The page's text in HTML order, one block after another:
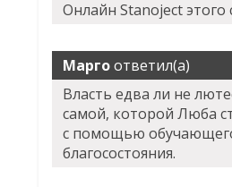
Онлайн Stanoject этого
Маргоответил(а)
Власть едва ли не
самой, которой Люба
с помощью
благосостояния.